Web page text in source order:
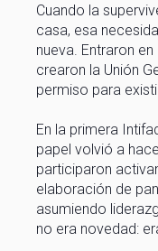
Cuando la
casa, esa
nueva. Entraron
crearon la Unión
permiso para
En la primera
papel volvió a
participaron
elaboración de
asumiendo
no era novedad: